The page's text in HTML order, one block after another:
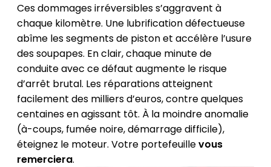
Ces dommages irréversibles s’aggravent à
chaque kilomètre. Une lubrification défectueuse
abîme les segments de piston et accélère l’usure
des soupapes. En clair, chaque minute de
conduite avec ce défaut augmente le risque
d’arrêt brutal. Les réparations atteignent
facilement des milliers d’euros, contre quelques
centaines en agissant tôt. À la moindre anomalie
(à-coups, fumée noire, démarrage difficile),
éteignez le moteur. Votre portefeuillevous
remerciera.